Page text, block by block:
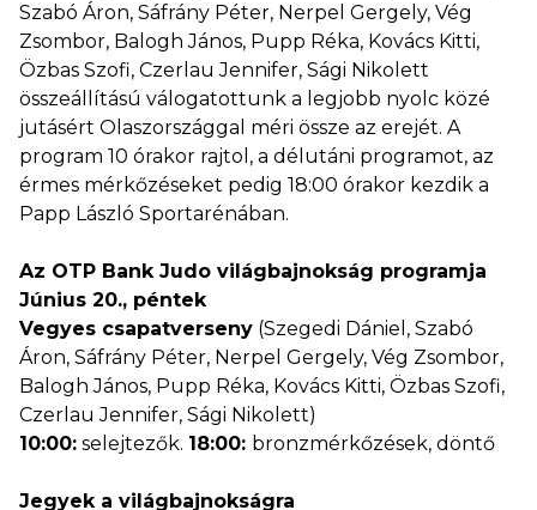
Szabó Áron, Sáfrány Péter, Nerpel Gergely, Vég
Zsombor, Balogh János, Pupp Réka, Kovács Kitti,
Özbas Szofi, Czerlau Jennifer, Sági Nikolett
összeállítású válogatottunk a legjobb nyolc közé
jutásért Olaszországgal méri össze az erejét. A
program 10 órakor rajtol, a délutáni programot, az
érmes mérkőzéseket pedig 18:00 órakor kezdik a
Papp László Sportarénában.
Az OTP Bank Judo világbajnokság programja
Június 20., péntek
Vegyes csapatverseny (Szegedi Dániel, Szabó
Áron, Sáfrány Péter, Nerpel Gergely, Vég Zsombor,
Balogh János, Pupp Réka, Kovács Kitti, Özbas Szofi,
Czerlau Jennifer, Sági Nikolett)
10:00: selejtezők. 18:00: bronzmérkőzések, döntő
Jegyek a világbajnokságra